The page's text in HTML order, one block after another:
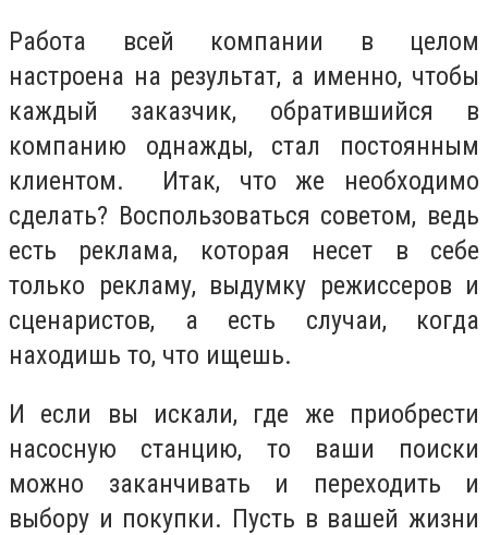
Работа всей компании в целом
настроена на результат, а именно, чтобы
каждый заказчик, обратившийся в
компанию однажды, стал постоянным
клиентом. Итак, что же необходимо
сделать? Воспользоваться советом, ведь
есть реклама, которая несет в себе
только рекламу, выдумку режиссеров и
сценаристов, а есть случаи, когда
находишь то, что ищешь.
И если вы искали, где же приобрести
насосную станцию, то ваши поиски
можно заканчивать и переходить и
выбору и покупки. Пусть в вашей жизни